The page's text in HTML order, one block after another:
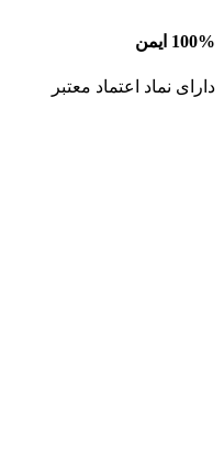
100% ایمن
دارای نماد اعتماد معتبر